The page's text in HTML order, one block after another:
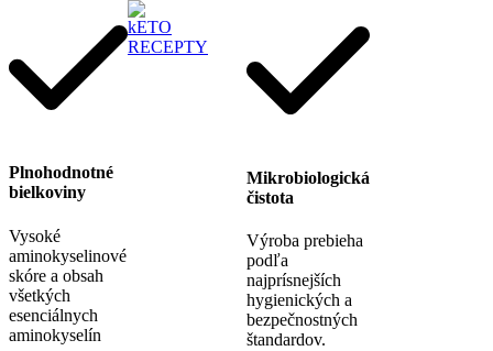
Plnohodnotné
bielkoviny
Vysoké
aminokyselinové
skóre a obsah
všetkých
esenciálnych
aminokyselín
kETO
RECEPTY
Mikrobiologická
čistota
Výroba prebieha
podľa
najprísnejších
hygienických a
bezpečnostných
štandardov.